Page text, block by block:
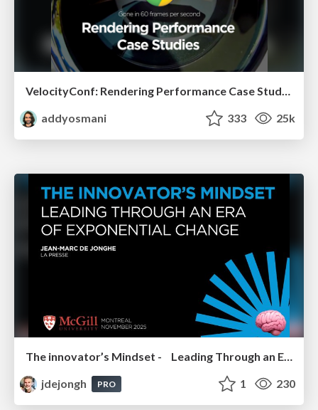
VelocityConf: Rendering Performance Case Studies
addyosmani
333 25k
jdejongh
PRO 1 230